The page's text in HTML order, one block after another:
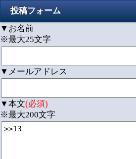
投稿フォーム
▼お名前
※最大25文字
▼メールアドレス
▼本文(必須)
※最大200文字